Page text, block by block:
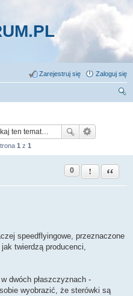
Zaloguj się
Zarejestruj się
1 z 1
0 Zgłoś ten post
Cytuj
speedflyingowe, przeznaczone
twierdzą producenci,
dwóch płaszczyznach -
wyobrazić, że sterówki są